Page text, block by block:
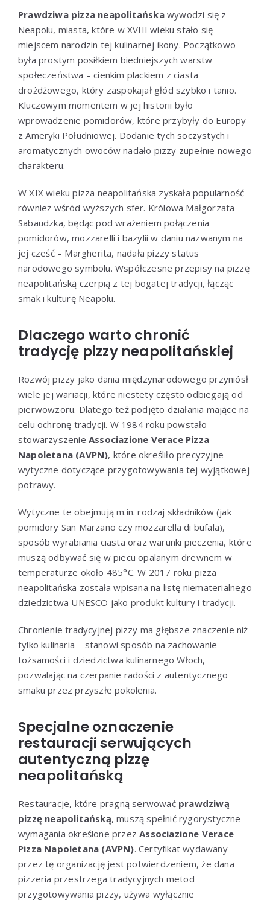
Prawdziwa pizza neapolitańskawywodzi się z
Neapolu, miasta, które w XVIII wieku stało się
miejscem narodzin tej kulinarnej ikony. Początkowo
była prostym posiłkiem biedniejszych warstw
społeczeństwa – cienkim plackiem z ciasta
drożdżowego, który zaspokajał głód szybko i tanio.
Kluczowym momentem w jej historii było
wprowadzenie pomidorów, które przybyły do Europy
z Ameryki Południowej. Dodanie tych soczystych i
aromatycznych owoców nadało pizzy zupełnie nowego
charakteru.
W XIX wieku pizza neapolitańska zyskała popularność
również wśród wyższych sfer. Królowa Małgorzata
Sabaudzka, będąc pod wrażeniem połączenia
pomidorów, mozzarelli i bazylii w daniu nazwanym na
jej cześć – Margherita, nadała pizzy status
narodowego symbolu. Współczesne przepisy na pizzę
neapolitańską czerpią z tej bogatej tradycji, łącząc
smak i kulturę Neapolu.
Dlaczego warto chronić
tradycję pizzy neapolitańskiej
Rozwój pizzy jako dania międzynarodowego przyniósł
wiele jej wariacji, które niestety często odbiegają od
pierwowzoru. Dlatego też podjęto działania mające na
celu ochronę tradycji. W 1984 roku powstało
stowarzyszenie Associazione Verace Pizza
Napoletana (AVPN), które określiło precyzyjne
wytyczne dotyczące przygotowywania tej wyjątkowej
potrawy.
Wytyczne te obejmują m.in. rodzaj składników (jak
pomidory San Marzano czy mozzarella di bufala),
sposób wyrabiania ciasta oraz warunki pieczenia, które
muszą odbywać się w piecu opalanym drewnem w
temperaturze około 485°C. W 2017 roku pizza
neapolitańska została wpisana na listę niematerialnego
dziedzictwa UNESCO jako produkt kultury i tradycji.
Chronienie tradycyjnej pizzy ma głębsze znaczenie niż
tylko kulinaria – stanowi sposób na zachowanie
tożsamości i dziedzictwa kulinarnego Włoch,
pozwalając na czerpanie radości z autentycznego
smaku przez przyszłe pokolenia.
Specjalne oznaczenie
restauracji serwujących
autentyczną pizzę
neapolitańską
Restauracje, które pragną serwować prawdziwą
pizzę neapolitańską, muszą spełnić rygorystyczne
wymagania określone przezAssociazione Verace
Pizza Napoletana (AVPN). Certyfikat wydawany
przez tę organizację jest potwierdzeniem, że dana
pizzeria przestrzega tradycyjnych metod
przygotowywania pizzy, używa wyłącznie